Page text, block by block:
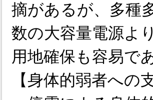
摘があるが、多種
数の大容量電源よ
用地確保も容易で
【身体的弱者への